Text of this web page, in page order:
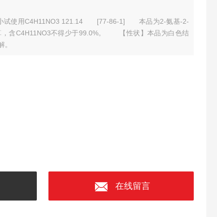
试使用C4H11NO3 121.14 [77-86-1] 本品为2-氨基-2-
含C4H11NO3不得少于99.0%。
【性状】本品为白色结
在线留言